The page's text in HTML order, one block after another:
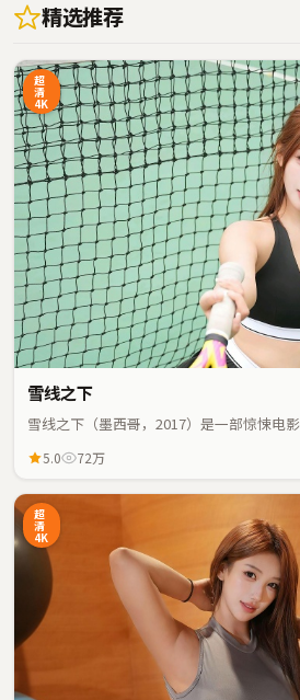
精选推荐
超
清
4K
雪线之下
雪线之下（墨西哥，2017）是一部惊悚电
5.0 72万
超
清
4K